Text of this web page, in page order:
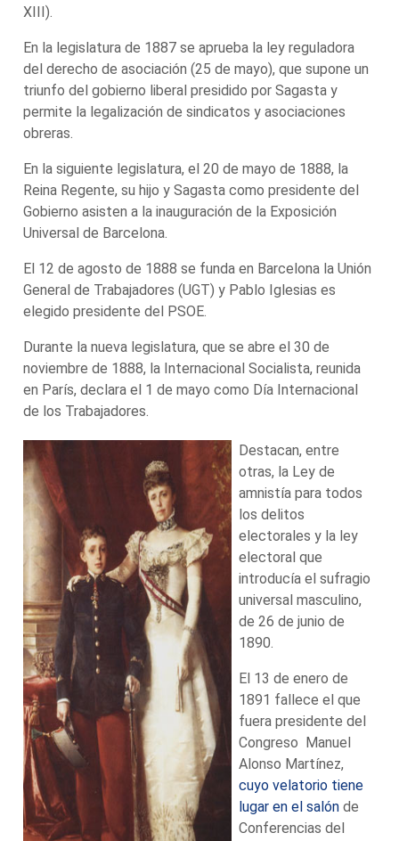
XIII).
En la legislatura de 1887 se aprueba la ley reguladora
del derecho de asociación (25 de mayo), que supone un
triunfo del gobierno liberal presidido por Sagasta y
permite la legalización de sindicatos y asociaciones
obreras.
En la siguiente legislatura, el 20 de mayo de 1888, la
Reina Regente, su hijo y Sagasta como presidente del
Gobierno asisten a la inauguración de la Exposición
Universal de Barcelona.
El 12 de agosto de 1888 se funda en Barcelona la Unión
General de Trabajadores (UGT) y Pablo Iglesias es
elegido presidente del PSOE.
Durante la nueva legislatura, que se abre el 30 de
noviembre de 1888, la Internacional Socialista, reunida
en París, declara el 1 de mayo como Día Internacional
de los Trabajadores.
Destacan, entre
otras, la Ley de
amnistía para todos
los delitos
electorales y la ley
electoral que
introducía el sufragio
universal masculino,
de 26 de junio de
1890.
El 13 de enero de
1891 fallece el que
fuera presidente del
Congreso Manuel
Alonso Martínez,
cuyo velatorio tiene
lugar en el salón de
Conferencias del